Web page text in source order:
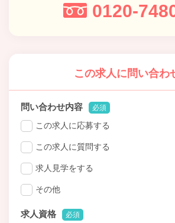
0120-
この求人に問い合わ
問い合わせ内容 必須
この求人に応募する
この求人に質問する
求人見学をする
その他
求人資格 必須